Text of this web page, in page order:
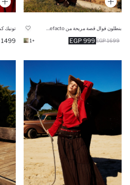
999 EGP 1699 EGP
+1
1499 EGP